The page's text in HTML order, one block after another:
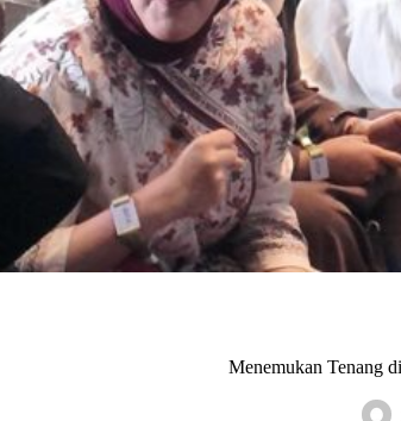
Menemukan Tenang